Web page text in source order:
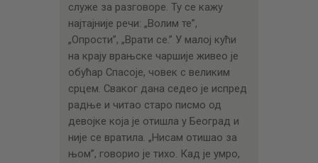
служе за разговоре. Ту се кажу
најтајније речи: „Волим те”,
„Опрости”, „Врати се.” У малој кући
на крају врањске чаршије живео је
обућар Спасоје, човек с великим
срцем. Сваког дана седео је испред
радње и читао старо писмо од
девојке која је отишла у Београд и
није се вратила. „Нисам отишао за
њом”, говорио је тихо. Кад је умро,